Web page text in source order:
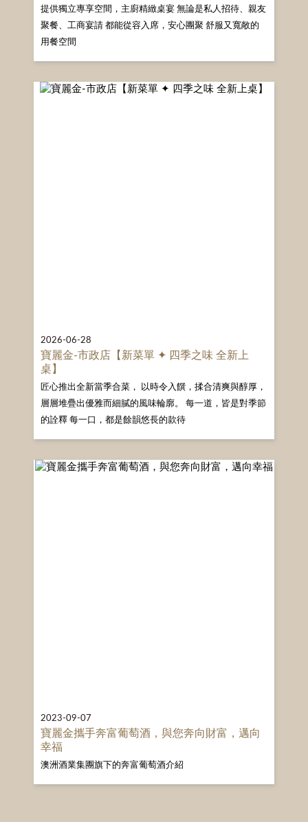
提供獨立專享空間，主廚精緻桌宴 無論是私人招待、親友
聚餐、工商宴請 都能從容入席，安心團聚 舒服又寬敞的
用餐空間
2026-06-28
寶麗金-市政店【新菜單 ✦ 四季之味 全新上
桌】
匠心推出全新當季合菜， 以時令入饌，揉合清爽與醇厚，
層層堆疊出優雅而細膩的風味輪廓。 每一道，皆是對季節
的詮釋 每一口，都是餘韻悠長的款待
2023-09-07
寶麗金攜手奔富葡萄酒，與您奔向財富，邁向
幸福
澳洲酒業集團旗下的奔富葡萄酒介紹